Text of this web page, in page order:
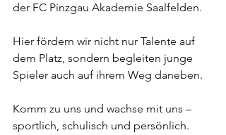
der FC Pinzgau Akademie Saalfelden.
Hier fördern wir nicht nur Talente auf
dem Platz, sondern begleiten junge
Spieler auch auf ihrem Weg daneben.
Komm zu uns und wachse mit uns –
sportlich, schulisch und persönlich.